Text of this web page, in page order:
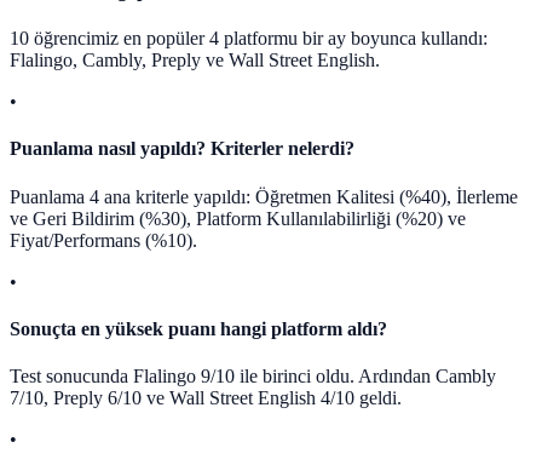
10 öğrencimiz en popüler 4 platformu bir ay boyunca kullandı:
Flalingo, Cambly, Preply ve Wall Street English.
•
Puanlama nasıl yapıldı? Kriterler nelerdi?
Puanlama 4 ana kriterle yapıldı: Öğretmen Kalitesi (%40), İlerleme
ve Geri Bildirim (%30), Platform Kullanılabilirliği (%20) ve
Fiyat/Performans (%10).
•
Sonuçta en yüksek puanı hangi platform aldı?
Test sonucunda Flalingo 9/10 ile birinci oldu. Ardından Cambly
7/10, Preply 6/10 ve Wall Street English 4/10 geldi.
•